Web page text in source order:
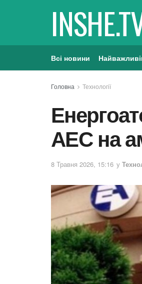
Всі новини
Головна Технології
АЕС на
8 Травня 2026, 15:16 у